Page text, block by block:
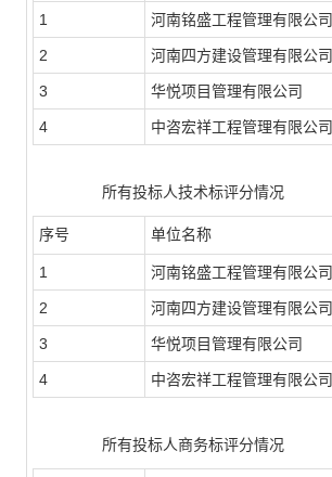
1 河南铭盛工程管理有限公司
2 河南四方建设管理有限公司
3 华悦项目管理有限公司
4 中咨宏祥工程管理有限公司
所有投标人技术标评分情况
序号 单位名称
1 河南铭盛工程管理有限公司
2 河南四方建设管理有限公司
3 华悦项目管理有限公司
4 中咨宏祥工程管理有限公司
所有投标人商务标评分情况